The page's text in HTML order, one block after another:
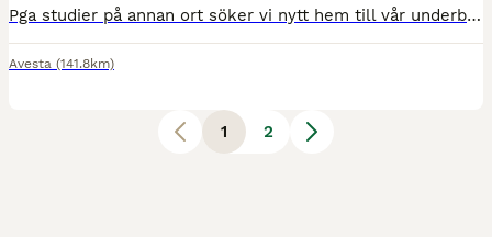
Pga studier på annan ort söker vi nytt hem till vår underbara ponny. Vacker ponny med stort hjärta, älskar att bli ompysslad. En valack på 17 år. Fantastiskt att hantera från marken. Har respekt för
Avesta (141.8km)
1 2